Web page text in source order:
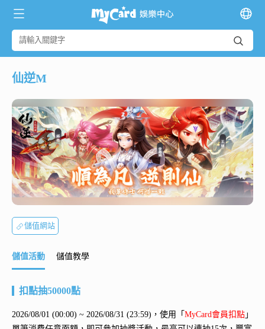
仙逆M
儲值網站
儲值活動 儲值教學
扣點抽50000點
2026/08/01 (00:00) ~ 2026/08/31 (23:59)，使用「 MyCard會員扣點 」